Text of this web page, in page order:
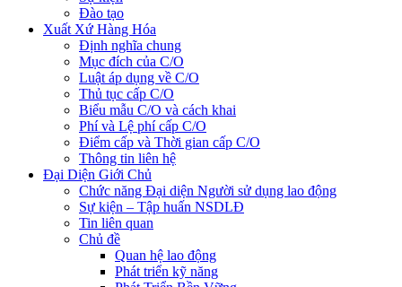
Đào tạo
Xuất Xứ Hàng Hóa
Định nghĩa chung
Mục đích của C/O
Luật áp dụng về C/O
Thủ tục cấp C/O
Biểu mẫu C/O và cách khai
Phí và Lệ phí cấp C/O
Điểm cấp và Thời gian cấp C/O
Thông tin liên hệ
Đại Diện Giới Chủ
Chức năng Đại diện Người sử dụng lao động
Sự kiện – Tập huấn NSDLĐ
Tin liên quan
Chủ đề
Quan hệ lao động
Phát triển kỹ năng